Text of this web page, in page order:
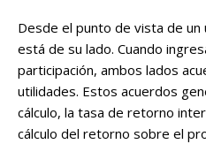
Desde el punto de vista de
está de su lado. Cuando
participación, ambos lados
utilidades. Estos acuerdos
cálculo, la tasa de retorno
cálculo del retorno sobre el